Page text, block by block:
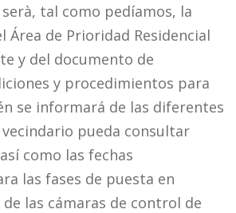
tal como pedíamos, la
Área de Prioridad Residencial
y del documento de
y procedimientos para
se informará de las diferentes
pueda consultar
como las fechas
las fases de puesta en
las cámaras de control de